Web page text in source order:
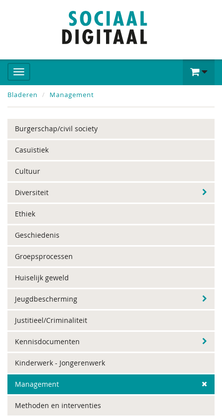
Bladeren Management
Burgerschap/civil society
Casuïstiek
Cultuur
Diversiteit
Ethiek
Geschiedenis
Groepsprocessen
Huiselijk geweld
Jeugdbescherming
Justitieel/Criminaliteit
Kennisdocumenten
Kinderwerk - Jongerenwerk
Management
Methoden en interventies